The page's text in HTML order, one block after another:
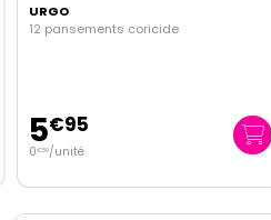
URGO
12 pansements coricide
5€95
0€50/unité